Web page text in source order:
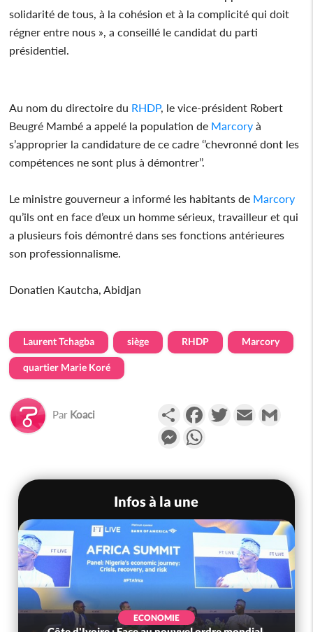
solidarité de tous, à la cohésion et à la complicité qui doit
régner entre nous », a conseillé le candidat du parti
présidentiel.
Au nom du directoire du RHDP, le vice-président Robert
Beugré Mambé a appelé la population de Marcory à
s’approprier la candidature de ce cadre ‘’chevronné dont les
compétences ne sont plus à démontrer’’.
Le ministre gouverneur a informé les habitants de Marcory
qu’ils ont en face d’eux un homme sérieux, travailleur et qui
a plusieurs fois démontré dans ses fonctions antérieures
son professionnalisme.
Donatien Kautcha, Abidjan
Laurent Tchagba siège RHDP Marcory
quartier Marie Koré
Par Koaci PartagerFacebookTwitterEmail
Messenger
Infos à la une
ECONOMIE